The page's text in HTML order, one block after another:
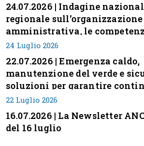
24.07.2026 | Indagine
regionale sull’organizzazione
amministrativa, le
professionali e i modelli di
nei piccoli Comuni italiani
24 Luglio 2026
22.07.2026 | Emergenza caldo,
manutenzione del verde e
soluzioni per garantire
servizi
22 Luglio 2026
16.07.2026 | La Newsletter
del 16 luglio